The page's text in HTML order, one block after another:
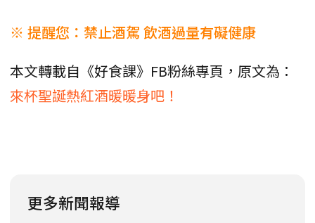
※ 提醒您：禁止酒駕 飲酒過量有礙健康
本文轉載自《好食課》FB粉絲專頁，原文為：
來杯聖誕熱紅酒暖暖身吧！
更多新聞報導